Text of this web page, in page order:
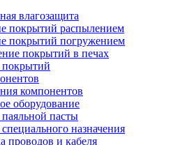
влагозащита
покрытий распылением
покрытий погружением
покрытий в печах
покрытий
компонентов
оборудование
пасты
назначения
проводов и кабеля